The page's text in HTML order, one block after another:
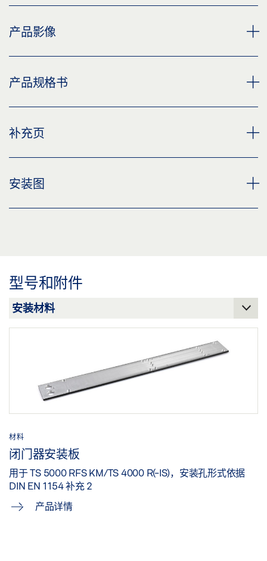
产品影像
GEZE TS 4000 R-IS KM BG 常开触点
标签义务: © GEZE GmbH
产品规格书
补充页
CUSTOMER INFORMATION DOOR CLOSER
安装图
型号和附件
材料
闭门器安装板
用于 TS 5000 RFS KM/TS 4000 R(-IS)，安装孔形式依据
DIN EN 1154 补充 2
产品详情